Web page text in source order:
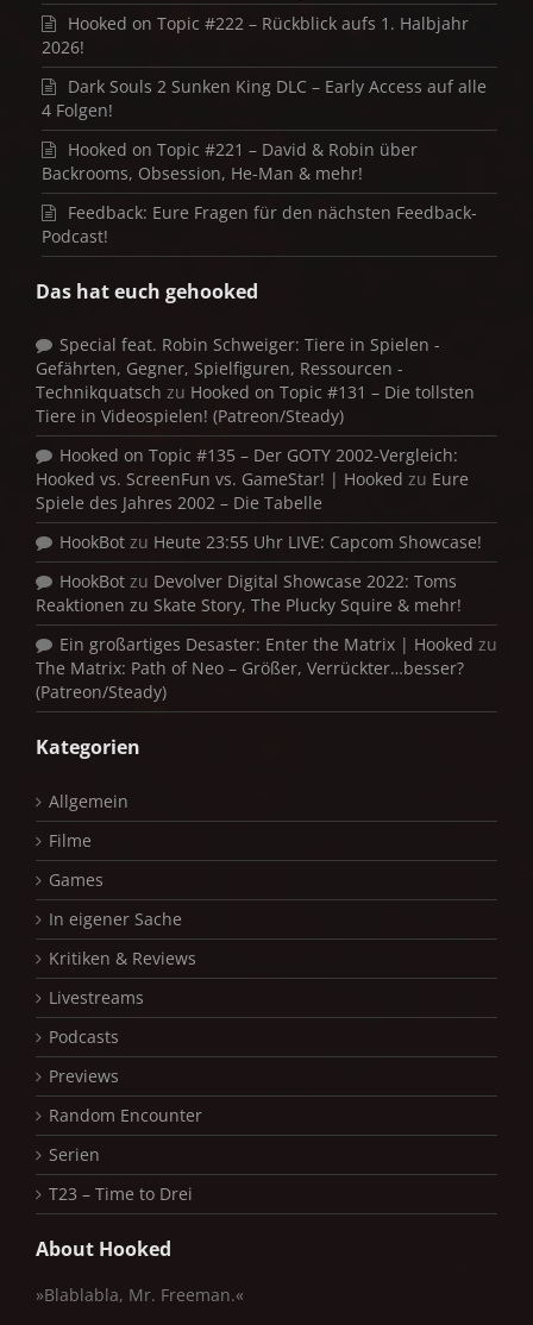
Hooked on Topic #222 – Rückblick aufs 1. Halbjahr
2026!
Dark Souls 2 Sunken King DLC – Early Access auf alle
4 Folgen!
Hooked on Topic #221 – David & Robin über
Backrooms, Obsession, He-Man & mehr!
Feedback: Eure Fragen für den nächsten Feedback-
Podcast!
Das hat euch gehooked
Special feat. Robin Schweiger: Tiere in Spielen -
Gefährten, Gegner, Spielfiguren, Ressourcen -
Technikquatsch zu Hooked on Topic #131 – Die tollsten
Tiere in Videospielen! (Patreon/Steady)
Hooked on Topic #135 – Der GOTY 2002-Vergleich:
Hooked vs. ScreenFun vs. GameStar! | Hooked zu Eure
Spiele des Jahres 2002 – Die Tabelle
HookBot zu Heute 23:55 Uhr LIVE: Capcom Showcase!
HookBot zu Devolver Digital Showcase 2022: Toms
Reaktionen zu Skate Story, The Plucky Squire & mehr!
Ein großartiges Desaster: Enter the Matrix | Hooked zu
The Matrix: Path of Neo – Größer, Verrückter…besser?
(Patreon/Steady)
Kategorien
Allgemein
Filme
Games
In eigener Sache
Kritiken & Reviews
Livestreams
Podcasts
Previews
Random Encounter
Serien
T23 – Time to Drei
About Hooked
»Blablabla, Mr. Freeman.«